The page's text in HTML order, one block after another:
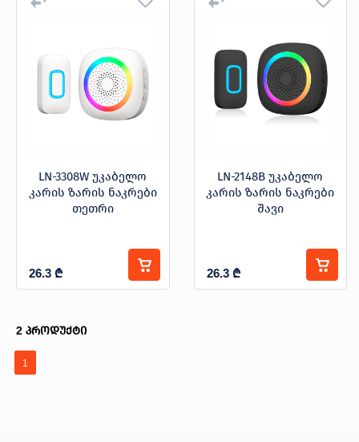
ფასი
ბრენდი
LN‐3308W უკაბელო
კარის ზარის ნაკრები
თეთრი
26.3 ₾
LN‐2148B უკაბელო
კარის ზარის ნაკრები
შავი
26.3 ₾
2 პროდუქტი
1
პროდუქცია
ბრენდები
სოც.
ქსელები